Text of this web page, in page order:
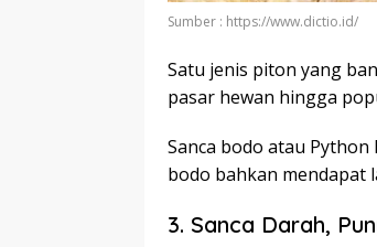
Sumber : https://www.dictio.id/
Satu jenis piton yang
pasar hewan hingga
Sanca bodo atau Python
bodo bahkan mendapat
3. Sanca Darah,